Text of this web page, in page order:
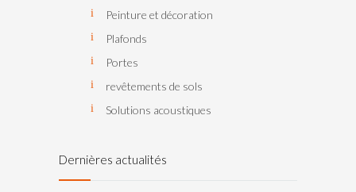
Peinture et décoration
Plafonds
Portes
revêtements de sols
Solutions acoustiques
Dernières actualités